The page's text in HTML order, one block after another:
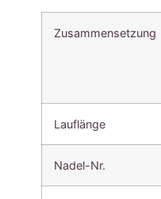
Zusammensetzung
Lauflänge
Nadel-Nr.